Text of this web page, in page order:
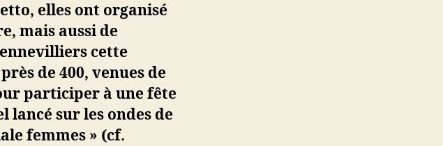
elles ont organisé
mais aussi de
cette
de 400, venues de
participer à une fête
lancé sur les ondes de
femmes » (cf.